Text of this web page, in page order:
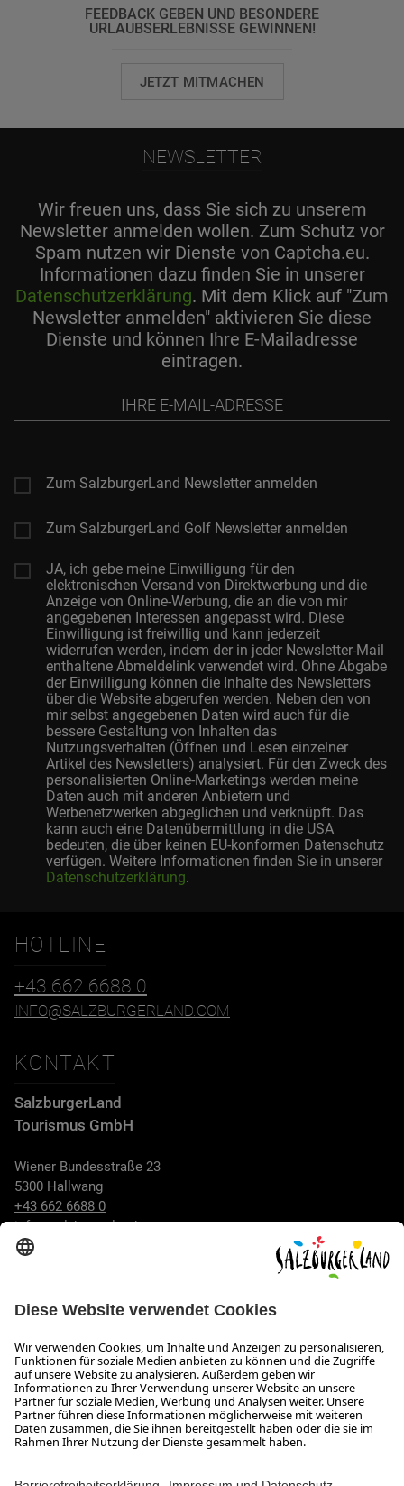
FEEDBACK GEBEN UND BESONDERE
URLAUBSERLEBNISSE GEWINNEN!
JETZT MITMACHEN
NEWSLETTER
Wir freuen uns, dass Sie sich zu unserem
Newsletter anmelden wollen. Zum Schutz vor
Spam nutzen wir Dienste von Captcha.eu.
Informationen dazu finden Sie in unserer
Datenschutzerklärung. Mit dem Klick auf "Zum
Newsletter anmelden" aktivieren Sie diese
Dienste und können Ihre E-Mailadresse
eintragen.
Mail-
Zum SalzburgerLand Newsletter anmelden
Zum SalzburgerLand Golf Newsletter anmelden
JA, ich gebe meine Einwilligung für den
elektronischen Versand von Direktwerbung und die
Anzeige von Online-Werbung, die an die von mir
angegebenen Interessen angepasst wird. Diese
Einwilligung ist freiwillig und kann jederzeit
widerrufen werden, indem der in jeder Newsletter-Mail
enthaltene Abmeldelink verwendet wird. Ohne Abgabe
der Einwilligung können die Inhalte des Newsletters
über die Website abgerufen werden. Neben den von
mir selbst angegebenen Daten wird auch für die
bessere Gestaltung von Inhalten das
Nutzungsverhalten (Öffnen und Lesen einzelner
Artikel des Newsletters) analysiert. Für den Zweck des
personalisierten Online-Marketings werden meine
Daten auch mit anderen Anbietern und
Werbenetzwerken abgeglichen und verknüpft. Das
kann auch eine Datenübermittlung in die USA
bedeuten, die über keinen EU-konformen Datenschutz
verfügen. Weitere Informationen finden Sie in unserer
Datenschutzerklärung.
HOTLINE
+43 662 6688 0
INFO@SALZBURGERLAND.COM
KONTAKT
SalzburgerLand
Tourismus GmbH
Wiener Bundesstraße 23
5300 Hallwang
+43 662 6688 0
info@salzburgerland.com
Wir freuen uns auf Ihre Anfrage!
Gerne stehen wir Ihnen von Montag bis Donnerstag von 08:00
bis 17:30 Uhr und am Freitag von 08:00 bis 17:00 Uhr zur
Verfügung.
Das Unternehmen Jobs Meeting- und Kongresslocations